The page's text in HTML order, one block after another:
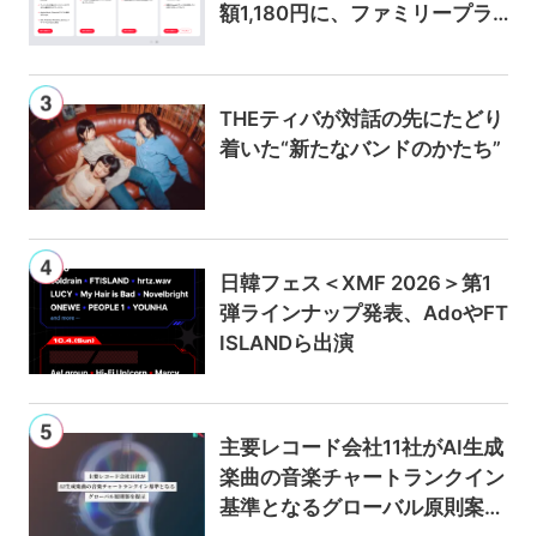
額1,180円に、ファミリープラ
THEティバが対話の先にたどり
着いた“新たなバンドのかたち”
日韓フェス＜XMF 2026＞第1
弾ラインナップ発表、AdoやFT
ISLANDら出演
主要レコード会社11社がAI生成
楽曲の音楽チャートランクイン
基準となるグローバル原則案を